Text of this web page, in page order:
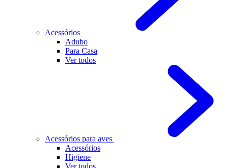
Acessórios
Adubo
Para Casa
Ver todos
Acessórios para aves
Acessórios
Higiene
Ver todos